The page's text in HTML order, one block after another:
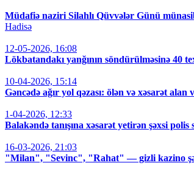
Müdafiə naziri Silahlı Qüvvələr Günü
Hadisə
12-05-2026, 16:08
Lökbatandakı yanğının söndürülməsinə 40
10-04-2026, 15:14
Gəncədə ağır yol qəzası: ölən və xəsarət alan
1-04-2026, 12:33
Balakəndə tanışına xəsarət yetirən şəxsi polis
16-03-2026, 21:03
"Milan", "Sevinc", "Rahat" — gizli kazino